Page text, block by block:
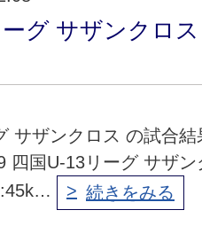
グ サザンクロス
サザンクロス の試合結
国U-13リーグ サザン
続きをみる